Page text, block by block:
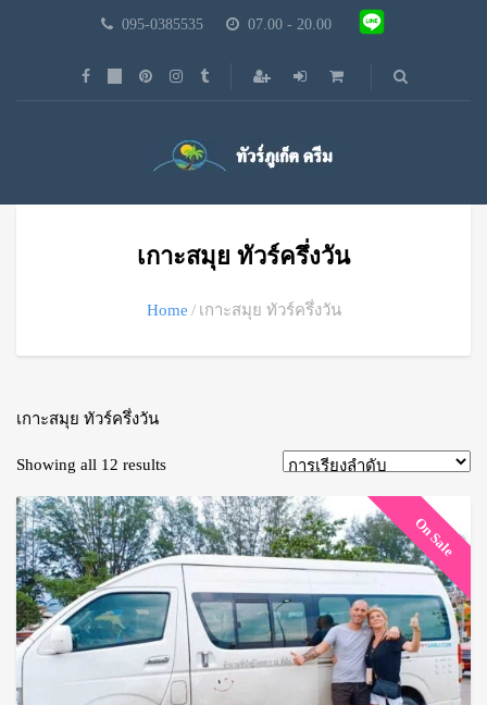
095-0385535 07.00 - 20.00
เกาะสมุย ทัวร์ครึ่งวัน
Home เกาะสมุย ทัวร์ครึ่งวัน
เกาะสมุย ทัวร์ครึ่งวัน
Showing all 12 results
On Sale